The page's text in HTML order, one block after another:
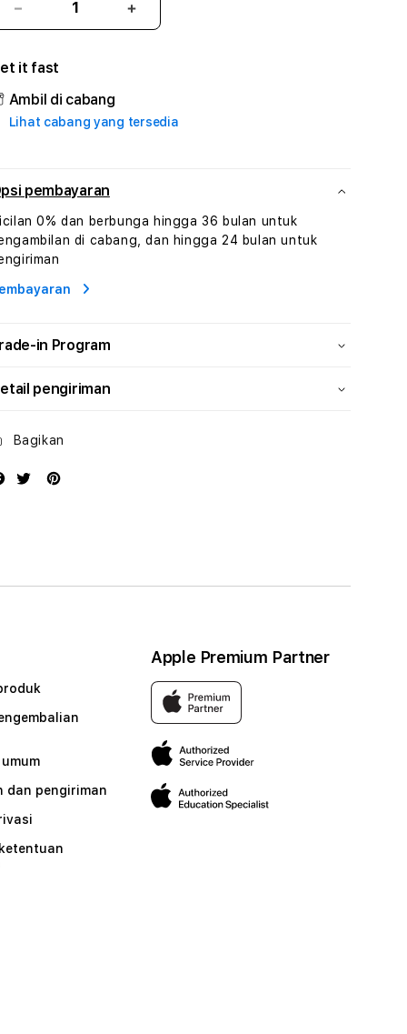
Kurangi
jumlah
KAISAR88
#3
TradiTours
Jasa
Paket
Wisata
Tunisia
Profesional
Tambah
jumlah
TradiTours
Jasa
Wisata
Tunisia
it fast
Ambil di cabang
Lihat cabang yang tersedia
pembayaran
0% dan berbunga hingga 36 bulan untuk
di cabang, dan hingga 24 bulan untuk
in Program
pengiriman
Bagikan
dan pengiriman
Apple Premium Partner